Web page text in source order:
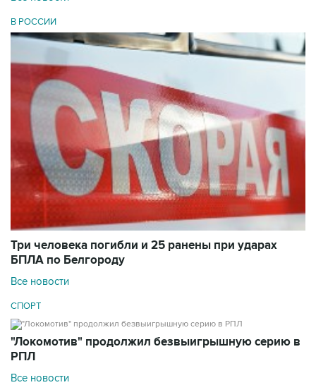
В РОССИИ
Три человека погибли и 25 ранены при ударах
БПЛА по Белгороду
Все новости
СПОРТ
"Локомотив" продолжил безвыигрышную серию в
РПЛ
Все новости